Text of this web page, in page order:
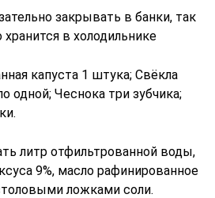
закрывать в банки, так
в холодильнике
капуста 1 штука; Свёкла
одной; Чеснока три зубчика;
литр отфильтрованной воды,
9%, масло рафинированное
ложками соли.